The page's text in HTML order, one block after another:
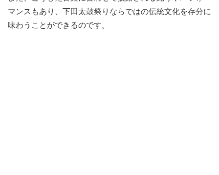
マンスもあり、下田太鼓祭りならではの伝統文化を存分に
味わうことができるのです。